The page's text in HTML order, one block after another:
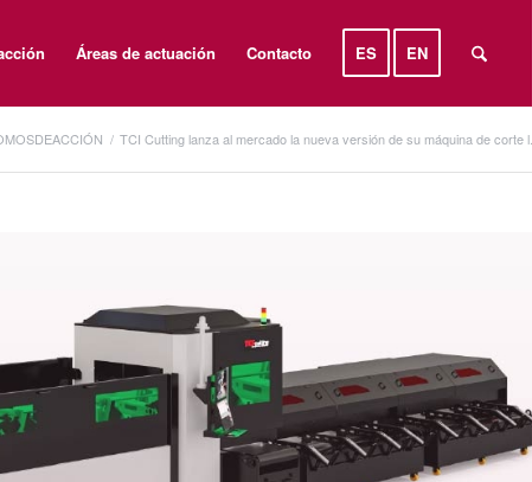
Áreas de actuación Contacto ES EN
/ TCI Cutting lanza al mercado la nueva versión de su máquina de corte l...